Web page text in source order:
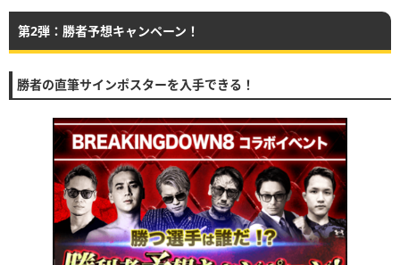
ホーム画面にあるコミニュティをタップ
②
表示された画面にあるチャットをタップ
第2弾：勝者予想キャンペーン！
勝者の直筆サインポスターを入手できる！